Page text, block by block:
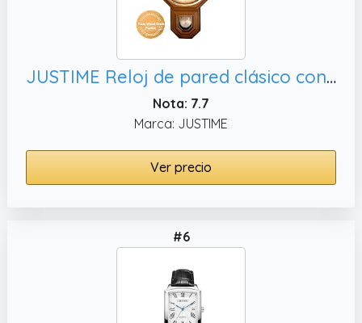
JUSTIME Reloj de pared clásico con péndulo tradicional de rosas vintage con melodía Westminster, 4 pilas AA incluidas (PP0258-FLW grano de madera clara)
Nota: 7.7
Marca: JUSTIME
Ver precio
#6